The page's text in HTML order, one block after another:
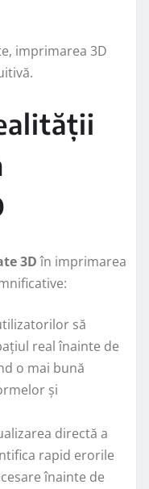
imprimarea 3D
3Dîn imprimarea
să
real înainte de
o mai bună
și
directă a
rapid erorile
înainte de